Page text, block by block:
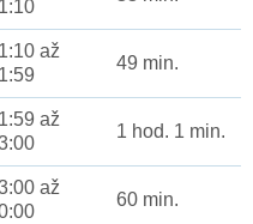
až
49 min.
až
1 hod. 1 min.
až
60 min.